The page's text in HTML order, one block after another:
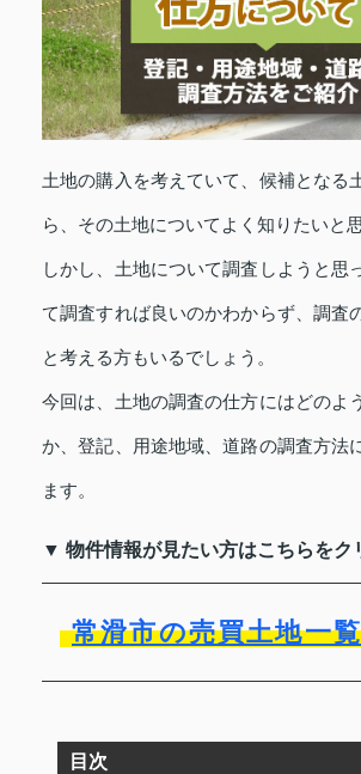
土地の購入を考えていて、候補となる
ら、その土地についてよく知りたいと
しかし、土地について調査しようと思
て調査すれば良いのかわからず、調査
と考える方もいるでしょう。
今回は、土地の調査の仕方にはどのよ
か、登記、用途地域、道路の調査方法
ます。
▼ 物件情報が見たい方はこちらをク
常滑市の売買土地一
目次